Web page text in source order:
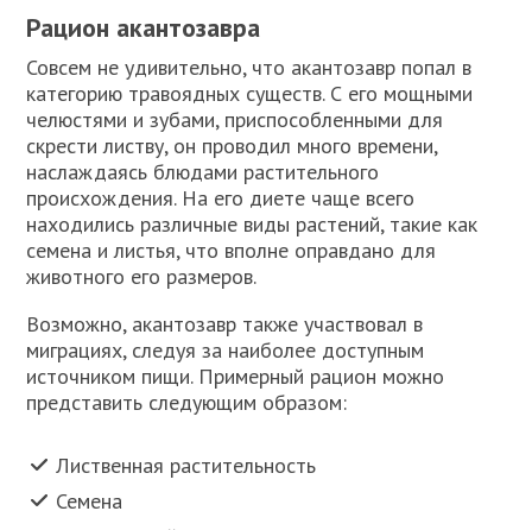
Рацион акантозавра
Совсем не удивительно, что акантозавр попал в
категорию травоядных существ. С его мощными
челюстями и зубами, приспособленными для
скрести листву, он проводил много времени,
наслаждаясь блюдами растительного
происхождения. На его диете чаще всего
находились различные виды растений, такие как
семена и листья, что вполне оправдано для
животного его размеров.
Возможно, акантозавр также участвовал в
миграциях, следуя за наиболее доступным
источником пищи. Примерный рацион можно
представить следующим образом:
Лиственная растительность
Семена